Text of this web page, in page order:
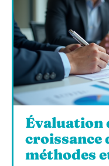
Évaluation
croissance
méthodes